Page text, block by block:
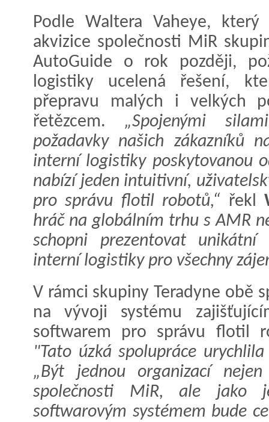
Podle Waltera Vaheye,
akvizice společnosti MiR
AutoGuide o rok později,
logistiky ucelená řešení,
přepravu malých i velkých
řetězcem. „Spojenými
požadavky našich zákazníků
interní logistiky poskytovanou
nabízí jeden intuitivní,
pro správu flotil robotů,“ řekl
hráč na globálním trhu s AMR
schopni prezentovat
interní logistiky pro všechny
V rámci skupiny Teradyne obě
na vývoji systému
softwarem pro správu flotil
"Tato úzká spolupráce
„Být jednou organizací
společnosti MiR, ale jako
softwarovým systémem bude